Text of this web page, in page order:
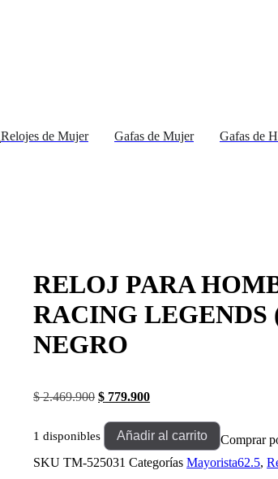
Relojes de Mujer Gafas de Mujer Gafas de
RELOJ PARA
RACING LEGENDS
NEGRO
$2.469.900 El
original
era:
$ 2.469.900.
$ 779.900El
actual
es:
$ 779.900.
1 disponiblesRELOJ
PARA
HOMBRE
Añadir al carrito
Comprar
SKUTM-525031Categorías Mayorista62.5,